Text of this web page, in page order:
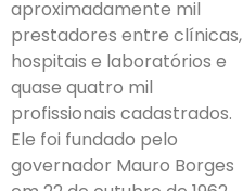
aproximadamente mil
prestadores entre clínicas,
hospitais e laboratórios e
quase quatro mil
profissionais cadastrados.
Ele foi fundado pelo
governador Mauro Borges